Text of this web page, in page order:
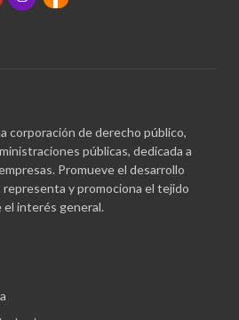
corporación de derecho público,
públicas, dedicada a
Promueve el desarrollo
y promociona el tejido
el interés general.